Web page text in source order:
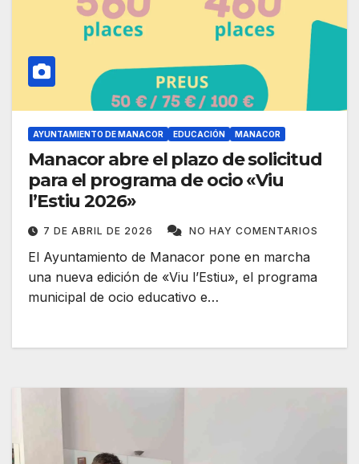
AYUNTAMIENTO DE MANACOR EDUCACIÓN MANACOR
Manacor abre el plazo de solicitud
para el programa de ocio «Viu
l’Estiu 2026»
7 DE ABRIL DE 2026 NO HAY COMENTARIOS
El Ayuntamiento de Manacor pone en marcha
una nueva edición de «Viu l’Estiu», el programa
municipal de ocio educativo e…